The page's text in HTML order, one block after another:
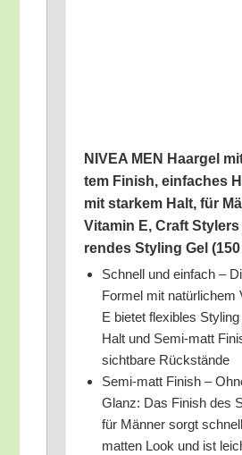
NIVEA MEN Haar­gel
tem Finish, ein­fa­ches
mit star­kem Halt, für
Vit­amin E, Craft
ren­des Sty­ling Gel
Schnell und ein­fach –
For­mel mit natür­li­chem
E bie­tet fle­xi­bles
Halt und Semi-matt
sicht­ba­re Rückstände
Semi-matt Finish –
Glanz: Das Finish des
für Män­ner sorgt
mat­ten Look und ist